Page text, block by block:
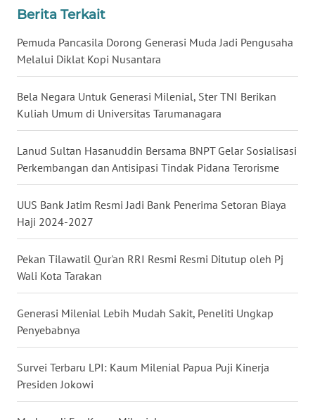
Berita Terkait
Pemuda Pancasila Dorong Generasi Muda Jadi Pengusaha
Melalui Diklat Kopi Nusantara
Bela Negara Untuk Generasi Milenial, Ster TNI Berikan
Kuliah Umum di Universitas Tarumanagara
Lanud Sultan Hasanuddin Bersama BNPT Gelar Sosialisasi
Perkembangan dan Antisipasi Tindak Pidana Terorisme
UUS Bank Jatim Resmi Jadi Bank Penerima Setoran Biaya
Haji 2024-2027
Pekan Tilawatil Qur'an RRI Resmi Resmi Ditutup oleh Pj
Wali Kota Tarakan
Generasi Milenial Lebih Mudah Sakit, Peneliti Ungkap
Penyebabnya
Survei Terbaru LPI: Kaum Milenial Papua Puji Kinerja
Presiden Jokowi
NUSANTARA
WN
JOGJA
WN
JATIM
WN
BALI
WN